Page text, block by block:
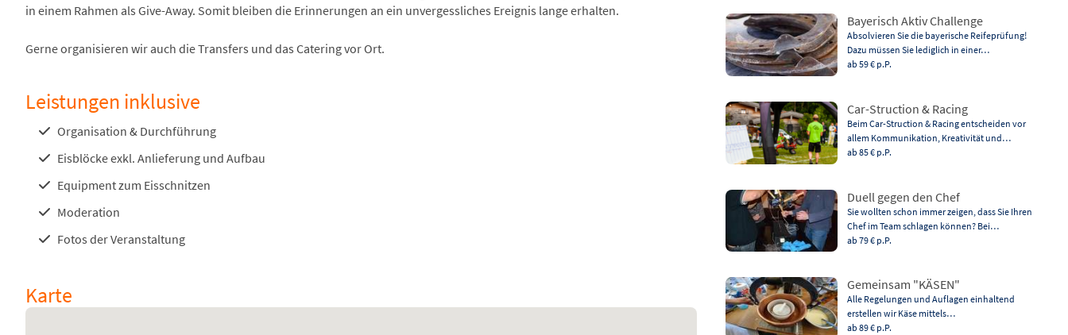
in einem Rahmen als Give-Away. Somit bleiben die Erinnerungen an ein unvergessliches Ereignis lange erhalten.
Gerne organisieren wir auch die Transfers und das Catering vor Ort.
Leistungen inklusive
Organisation & Durchführung
Eisblöcke exkl. Anlieferung und Aufbau
Equipment zum Eisschnitzen
Moderation
Fotos der Veranstaltung
Karte
Bayerisch Aktiv Challenge
Absolvieren Sie die bayerische Reifeprüfung!
Dazu müssen Sie lediglich in einer…
ab 59 € p.P.
Car-Struction & Racing
Beim Car-Struction & Racing entscheiden vor
allem Kommunikation, Kreativität und…
ab 85 € p.P.
Duell gegen den Chef
Sie wollten schon immer zeigen, dass Sie Ihren
Chef im Team schlagen können? Bei…
ab 79 € p.P.
Gemeinsam "KÄSEN"
Alle Regelungen und Auflagen einhaltend
erstellen wir Käse mittels…
ab 89 € p.P.